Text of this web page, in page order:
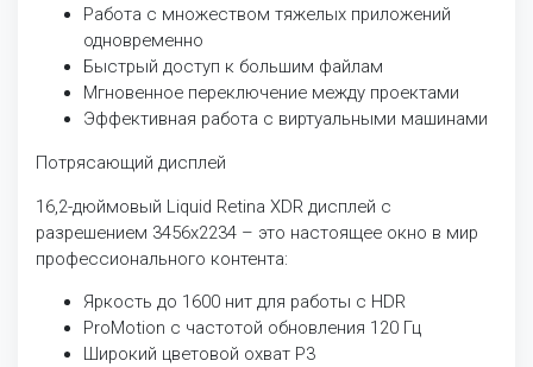
Работа с множеством тяжелых приложений
одновременно
Быстрый доступ к большим файлам
Мгновенное переключение между проектами
Эффективная работа с виртуальными машинами
Потрясающий дисплей
16,2-дюймовый Liquid Retina XDR дисплей с
разрешением 3456x2234 – это настоящее окно в мир
профессионального контента:
Яркость до 1600 нит для работы с HDR
ProMotion с частотой обновления 120 Гц
Широкий цветовой охват P3